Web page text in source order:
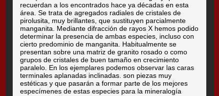
recuerdan a los encontrados hace ya décadas en esta
área. Se trata de agregados radiales de cristales de
pirolusita, muy brillantes, que sustituyen parcialmente
manganita. Mediante difracción de rayos X hemos podido
determinar la presencia de ambas especies, incluso con
cierto predominio de manganita. Habitualmente se
presentan sobre una matriz de granito rosado o como
grupos de cristales de buen tamaño en crecimiento
paralelo. En los ejemplares podemos observar las caras
terminales aplanadas inclinadas. son piezas muy
estéticas y que pasarán a formar parte de los mejores
especímenes de estas especies para la mineralogía